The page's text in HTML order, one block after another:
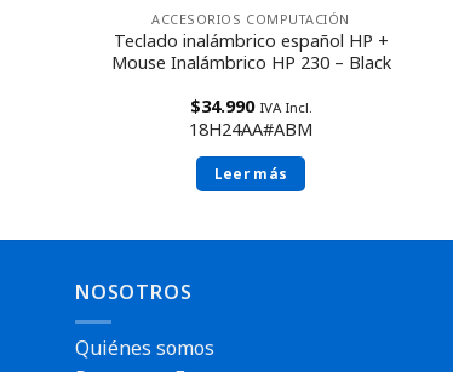
ACCESORIOS COMPUTACIÓN
Teclado inalámbrico español HP +
Mouse Inalámbrico HP 230 – Black
$34.990 IVA Incl.
18H24AA#ABM
Leer más
NOSOTROS
Quiénes somos